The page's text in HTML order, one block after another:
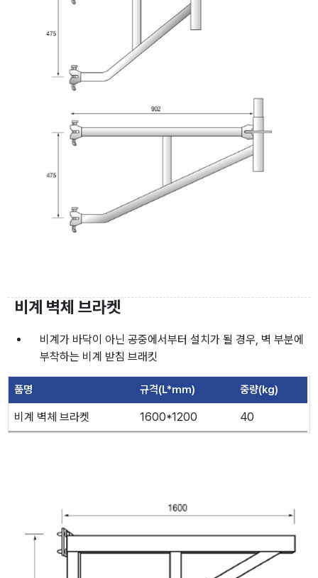
비계 벽체 브라켓
비계가 바닥이 아닌 공중에서부터 설치가 될 경우, 벽 부분에
부착하는 비계 받침 브래킷
품명 규격(L*mm) 중량(kg)
비계 벽체 브라켓 1600*1200 40